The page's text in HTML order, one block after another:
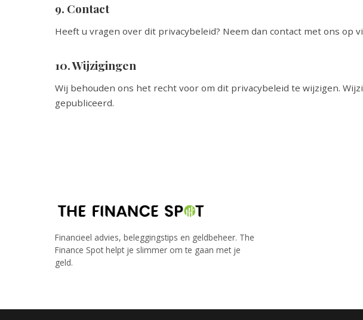
9. Contact
Heeft u vragen over dit privacybeleid? Neem dan contact met ons op
10. Wijzigingen
Wij behouden ons het recht voor om dit privacybeleid te wijzigen.
gepubliceerd.
Financieel advies, beleggingstips en geldbeheer. The
Finance Spot helpt je slimmer om te gaan met je
geld.